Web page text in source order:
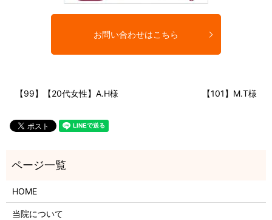
お問い合わせはこちら
【99】【20代女性】A.H様 【101】M.T様
HOME
当院について